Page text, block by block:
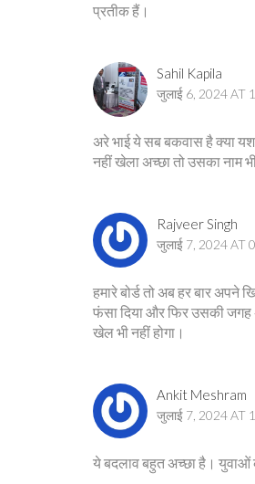
प्रतीक हैं।
Sahil Kapila
जुलाई 6, 2024 AT
अरे भाई ये सब बकवास है क्या
नहीं खेला अच्छा तो उसका नाम
Rajveer Singh
जुलाई 7, 2024 AT
हमारे बोर्ड तो अब हर बार अपने
फंसा दिया और फिर उसकी जगह
खेल भी नहीं होगा।
Ankit Meshram
जुलाई 7, 2024 AT
ये बदलाव बहुत अच्छा है। युवाओं